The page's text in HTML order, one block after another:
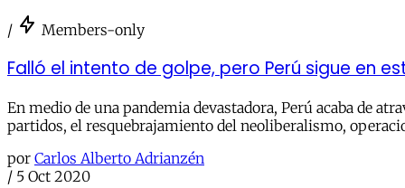
/ Members-only
Falló el intento de golpe, pero Perú sigue en
En medio de una pandemia devastadora, Perú acaba de
partidos, el resquebrajamiento del neoliberalismo,
por Carlos Alberto Adrianzén
/ 5 Oct 2020